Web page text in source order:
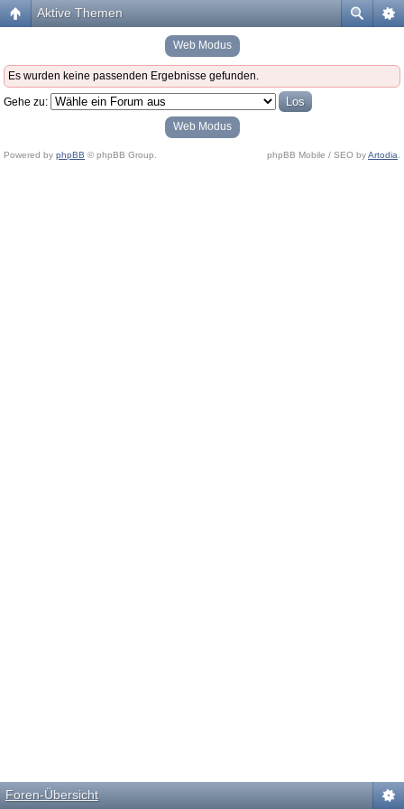
Aktive Themen
Web Modus
Es wurden keine passenden Ergebnisse gefunden.
Gehe zu:
Web Modus
Powered by phpBB © phpBB Group. phpBB Mobile / SEO byArtodia
Foren-Übersicht